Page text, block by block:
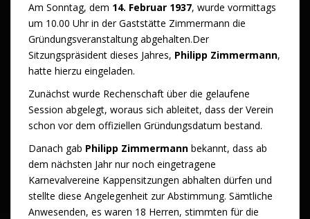
Am Sonntag, dem 14. Februar 1937, wurde vormittags
um 10.00 Uhr in der Gaststätte Zimmermann die
Gründungsveranstaltung abgehalten.Der
Sitzungspräsident dieses Jahres, Philipp Zimmermann,
hatte hierzu eingeladen.
Zunächst wurde Rechenschaft über die gelaufene
Session abgelegt, woraus sich ableitet, dass der Verein
schon vor dem offiziellen Gründungsdatum bestand.
Danach gab Philipp Zimmermann bekannt, dass ab
dem nächsten Jahr nur noch eingetragene
Karnevalvereine Kappensitzungen abhalten dürfen und
stellte diese Angelegenheit zur Abstimmung. Sämtliche
Anwesenden, es waren 18 Herren, stimmten für die